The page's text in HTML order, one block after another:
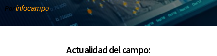
Por infocampo
Actualidad del campo: